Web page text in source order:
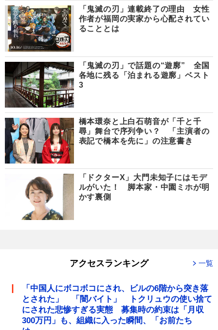
「鬼滅の刃」連載終了の理由 女性
作者が福岡の実家から心配されてい
ることとは
「鬼滅の刃」で話題の“遊廓” 全国
各地に残る「泊まれる遊廓」ベスト
3
橋本環奈と上白石萌音が「千と千
尋」舞台で序列争い？ 「主演者の
表記で橋本を先に」の注意書き
「ドクターX」大門未知子にはモデ
ルがいた！ 脚本家・中園ミホが明
かす裏側
アクセスランキング 一覧
「中国人にボコボコにされ、ビルの6階から突き落
とされた」 「闇バイト」 トクリュウの使い捨て
にされた悲惨すぎる実態 募集時の約束は「月収
300万円」も、組織に入った瞬間、「お前たち